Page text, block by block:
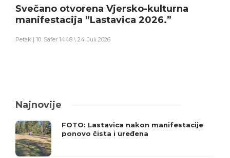
Svečano otvorena Vjersko-kulturna
manifestacija ”Lastavica 2026.”
Petak | 10. Safer 1448 \ 24. Juli 2026
Najnovije
FOTO: Lastavica nakon manifestacije
ponovo čista i uređena